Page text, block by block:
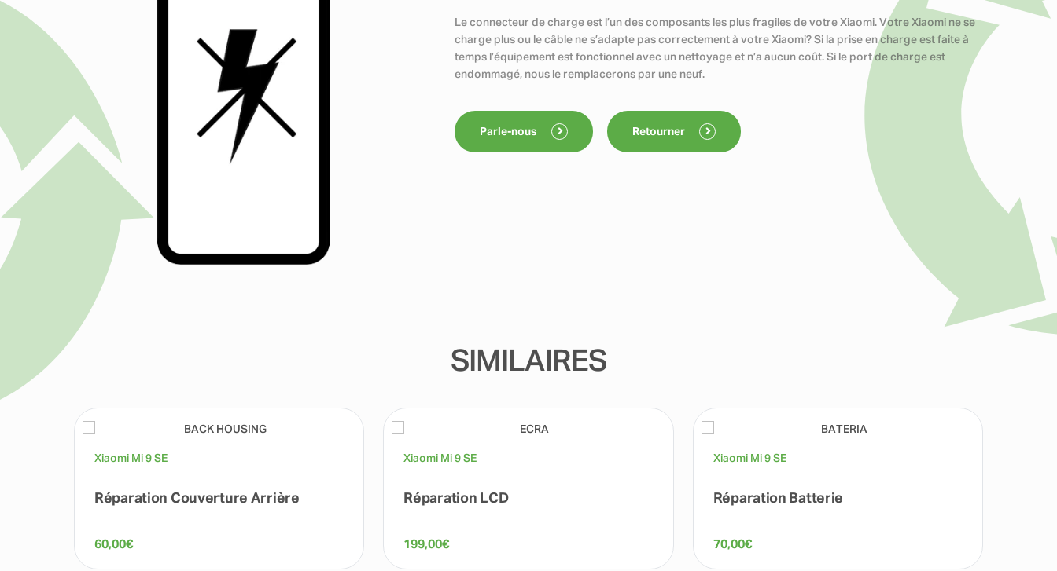
Le connecteur de charge est l’un des composants les plus fragiles de votre Xiaomi. Votre Xiaomi ne se
charge plus ou le câble ne s’adapte pas correctement à votre Xiaomi? Si la prise en charge est faite à
temps l’équipement est fonctionnel avec un nettoyage et n’a aucun coût. Si le port de charge est
endommagé, nous le remplacerons par une neuf.
Parle-nous Retourner
SIMILAIRES
Xiaomi Mi 9 SE
Réparation Couverture Arrière
60,00€
Xiaomi Mi 9 SE
Réparation LCD
199,00€
Xiaomi Mi 9 SE
Réparation Batterie
70,00€